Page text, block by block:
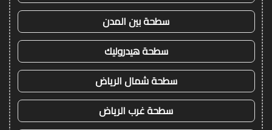
سطحة بين المدن
سطحة هيدروليك
سطحة شمال الرياض
سطحة غرب الرياض